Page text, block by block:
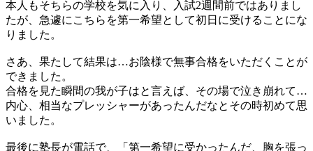
本人もそちらの学校を気に入り、入試2週間前ではありまし
たが、急遽にこちらを第一希望として初日に受けることにな
りました。
さあ、果たして結果は…お陰様で無事合格をいただくことが
できました。
合格を見た瞬間の我が子はと言えば、その場で泣き崩れて…
内心、相当なプレッシャーがあったんだなとその時初めて思
いました。
最後に塾長が電話で、「第一希望に受かったんだ、胸を張っ